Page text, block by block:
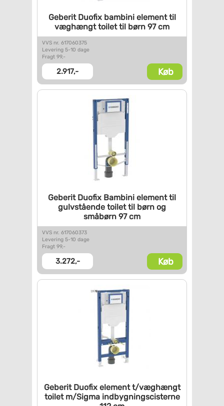
Geberit Duofix bambini elementtil
væghængt toilet til børn 97 cm
VVS nr. 617060375
Levering 5-10 dage
Fragt 99,-
2.917,- Køb
Geberit Duofix Bambini elementtil
gulvstående toilet til børn og
småbørn 97 cm
VVS nr. 617060373
Levering 5-10 dage
Fragt 99,-
3.272,- Køb
Geberit Duofix elementt/væghængt
toilet m/Sigmaindbygningscisterne